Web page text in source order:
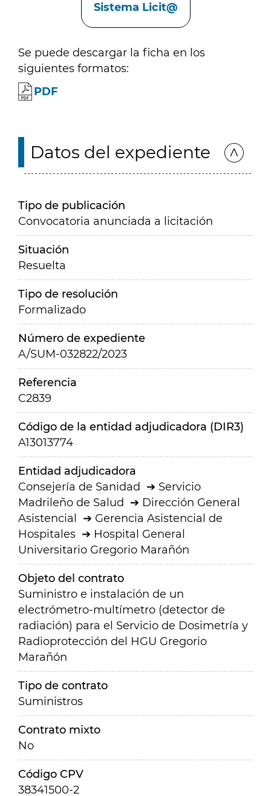
Sistema Licit@
Se puede descargar la ficha en los
siguientes formatos:
PDF
Datos del expediente
Tipo de publicación
Convocatoria anunciada a licitación
Situación
Resuelta
Tipo de resolución
Formalizado
Número de expediente
A/SUM-032822/2023
Referencia
C2839
Código de la entidad adjudicadora (DIR3)
A13013774
Entidad adjudicadora
Consejería de Sanidad
Servicio
Madrileño de Salud
Dirección General
Asistencial
Gerencia Asistencial de
Hospitales
Hospital General
Universitario Gregorio Marañón
Objeto del contrato
Suministro e instalación de un
electrómetro-multímetro (detector de
radiación) para el Servicio de Dosimetría y
Radioprotección del HGU Gregorio
Marañón
Tipo de contrato
Suministros
Contrato mixto
No
Código CPV
38341500-2